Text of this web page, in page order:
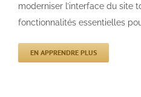
moderniser l’interface du site
fonctionnalités essentielles
EN APPRENDRE PLUS